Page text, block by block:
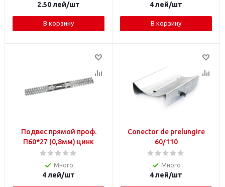
2.50лей/шт
В корзину
4лей/шт
В корзину
Подвес прямой проф.
П60*27 (0,8мм) цинк
Много
4лей/шт
Conector de prelungire
60/110
Много
4лей/шт